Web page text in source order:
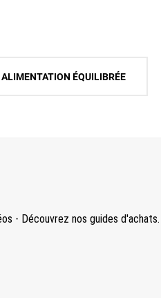
ÉQUILIBRÉE
- Découvrez nos guides d'achats.